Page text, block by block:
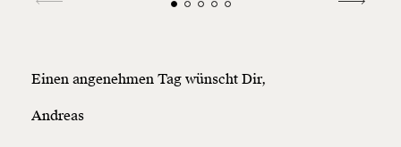
Einen angenehmen Tag wünscht Dir,
Andreas